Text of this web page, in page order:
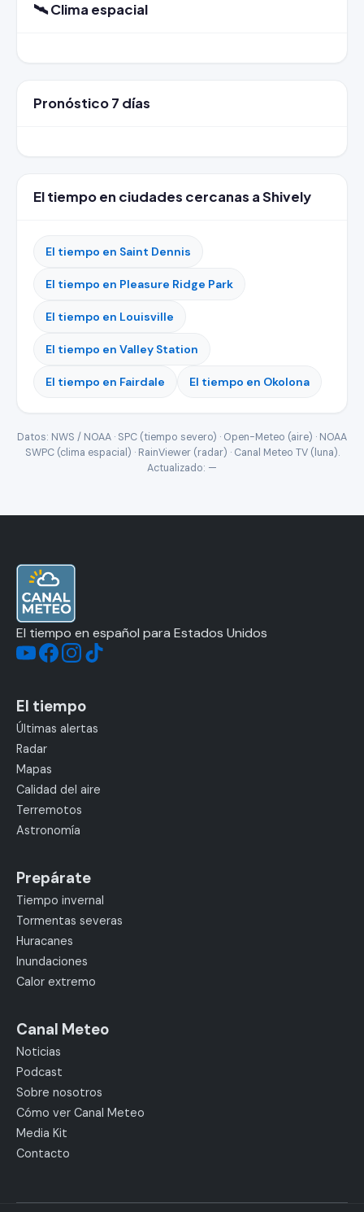
🛰️ Clima espacial
Pronóstico 7 días
El tiempo en ciudades cercanas a Shively
El tiempo en Saint Dennis
El tiempo en Pleasure Ridge Park
El tiempo en Louisville
El tiempo en Valley Station
El tiempo en Fairdale El tiempo en Okolona
Datos: NWS / NOAA · SPC (tiempo severo) · Open-Meteo (aire) · NOAA
SWPC (clima espacial) · RainViewer (radar) · Canal Meteo TV (luna).
Actualizado: —
El tiempo en español para Estados Unidos
El tiempo
Últimas alertas
Radar
Mapas
Calidad del aire
Terremotos
Astronomía
Prepárate
Tiempo invernal
Tormentas severas
Huracanes
Inundaciones
Calor extremo
Canal Meteo
Noticias
Podcast
Sobre nosotros
Cómo ver Canal Meteo
Media Kit
Contacto